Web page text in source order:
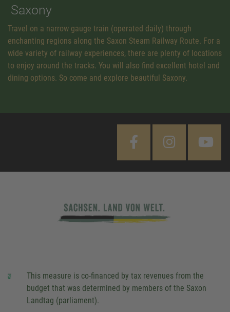
Saxony
Travel on a narrow gauge train (operated daily) through
enchanting regions along the Saxon Steam Railway Route. For a
wide variety of railway experiences, there are plenty of locations
to enjoy around the tracks. You will also find excellent hotel and
dining options. So come and explore beautiful Saxony.
This measure is co-financed by tax revenues from the
budget that was determined by members of the Saxon
Landtag (parliament).